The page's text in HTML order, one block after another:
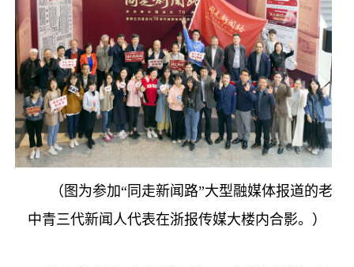
（图为参加“同走新闻路”大型融媒体报道的老
中青三代新闻人代表在浙报传媒大楼内合影。）